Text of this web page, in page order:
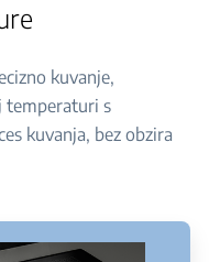
kuvanje,
temperaturi s
kuvanja, bez obzira